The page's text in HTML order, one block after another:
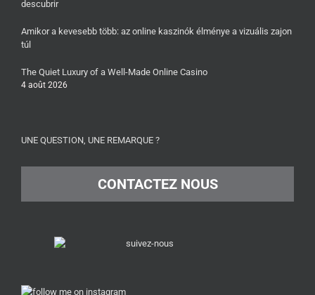
descubrir
Amikor a kevesebb több: az online kaszinók élménye a vizuális zajon
túl
The Quiet Luxury of a Well-Made Online Casino
4 août 2026
UNE QUESTION, UNE REMARQUE ?
CONTACTEZ NOUS